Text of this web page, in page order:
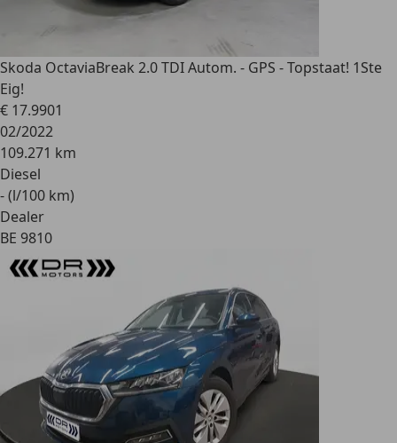
Skoda OctaviaBreak 2.0 TDI Autom. - GPS - Topstaat! 1Ste
Eig!
€ 17.9901
02/2022
109.271 km
Diesel
- (l/100 km)
Dealer
BE 9810